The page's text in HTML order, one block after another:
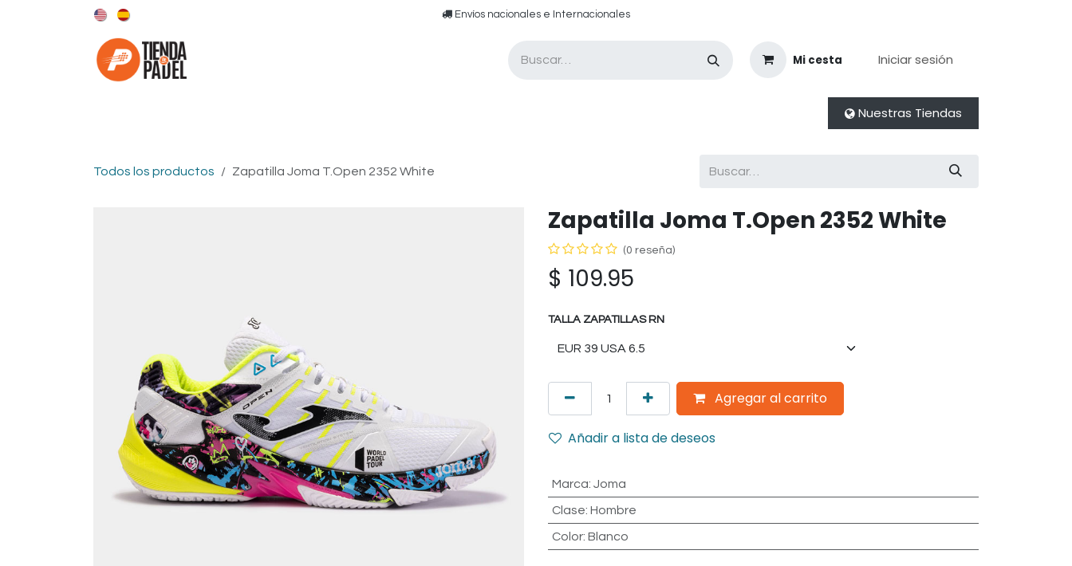
​​ E​nvíos nacionales e ​​​Internacionales​
Mi cesta Iniciar sesión
Nuestras Tiendas
Todos los productos Zapatilla Joma T.Open 2352 White
Zapatilla Joma T.Open 2352 White
(0 reseña)
$ 109.95
TALLA ZAPATILLAS RN
Agregar al carrito
Añadir a lista de deseos
Marca: Joma
Clase: Hombre
Color: Blanco